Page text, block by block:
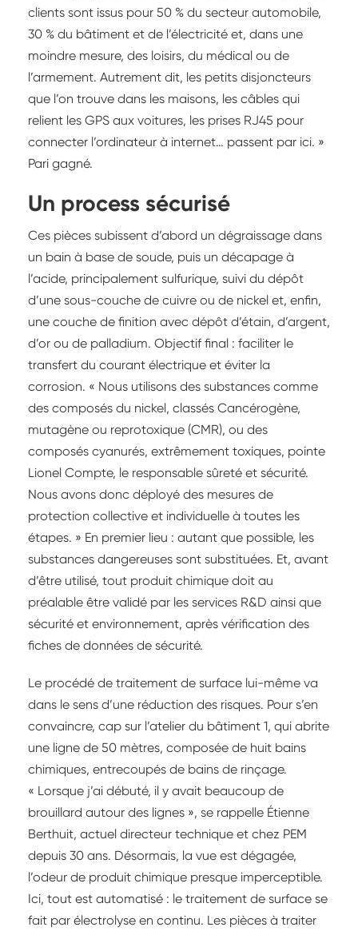
clients sont issus pour 50 % du secteur automobile,
30 % du bâtiment et de l’électricité et, dans une
moindre mesure, des loisirs, du médical ou de
l’armement. Autrement dit, les petits disjoncteurs
que l’on trouve dans les maisons, les câbles qui
relient les GPS aux voitures, les prises RJ45 pour
connecter l’ordinateur à internet… passent par ici. »
Pari gagné.
Un process sécurisé
Ces pièces subissent d’abord un dégraissage dans
un bain à base de soude, puis un décapage à
l’acide, principalement sulfurique, suivi du dépôt
d’une sous-couche de cuivre ou de nickel et, enfin,
une couche de finition avec dépôt d’étain, d’argent,
d’or ou de palladium. Objectif final : faciliter le
transfert du courant électrique et éviter la
corrosion. « Nous utilisons des substances comme
des composés du nickel, classés Cancérogène,
mutagène ou reprotoxique (CMR), ou des
composés cyanurés, extrêmement toxiques, pointe
Lionel Compte, le responsable sûreté et sécurité.
Nous avons donc déployé des mesures de
protection collective et individuelle à toutes les
étapes. » En premier lieu : autant que possible, les
substances dangereuses sont substituées. Et, avant
d’être utilisé, tout produit chimique doit au
préalable être validé par les services R&D ainsi que
sécurité et environnement, après vérification des
fiches de données de sécurité.
Le procédé de traitement de surface lui-même va
dans le sens d’une réduction des risques. Pour s’en
convaincre, cap sur l’atelier du bâtiment 1, qui abrite
une ligne de 50 mètres, composée de huit bains
chimiques, entrecoupés de bains de rinçage.
« Lorsque j’ai débuté, il y avait beaucoup de
brouillard autour des lignes », se rappelle Étienne
Berthuit, actuel directeur technique et chez PEM
depuis 30 ans. Désormais, la vue est dégagée,
l’odeur de produit chimique presque imperceptible.
Ici, tout est automatisé : le traitement de surface se
fait par électrolyse en continu. Les pièces à traiter